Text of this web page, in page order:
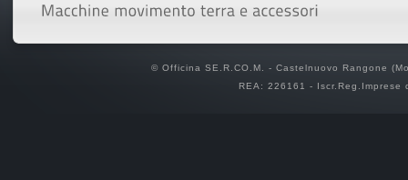
© Officina SE.R.CO.M. - Castelnuovo Rangone
REA: 226161 -